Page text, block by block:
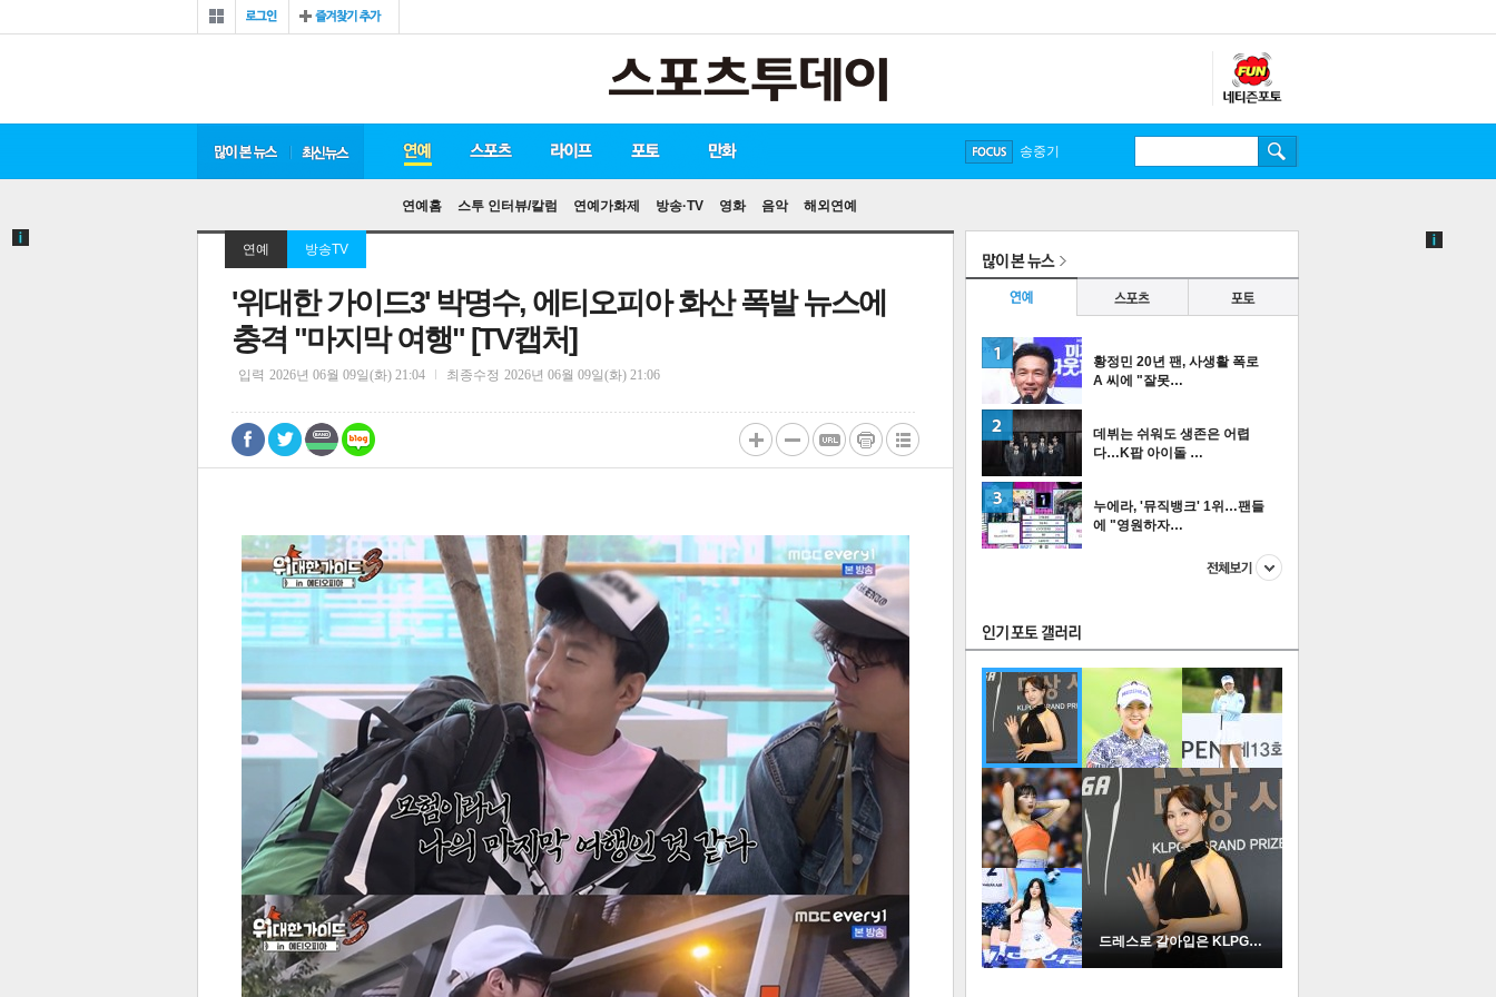
로그 즐겨찾기
연예
연예홈 스투 인터뷰/칼럼 연예가화제 방송·TV 영화 음악 해외연예
스포츠 포토
FOCUS
송중기
연예 방송TV
'위대한 가이드3' 박명수, 에티오피아 화산 폭발 뉴스에
충격 "마지막 여행" [TV캡처]
입력 2026년 06월 09일(화) 21:04 최종수정 2026년 06월 09일(화) 21:06
페이 트위 밴드 네이
댓글
0
텍스 텍스 url 복 인쇄 목록
많이 본 뉴스
연예
스포츠 포토
황정민 20년 팬, 사생활 폭로
A 씨에 "잘못…
2
데뷔는 쉬워도 생존은 어렵
다…K팝 아이돌 …
누에라, '뮤직뱅크' 1위…팬들
에 "영원하자…
드레스로 갈아입은 KLPGA …